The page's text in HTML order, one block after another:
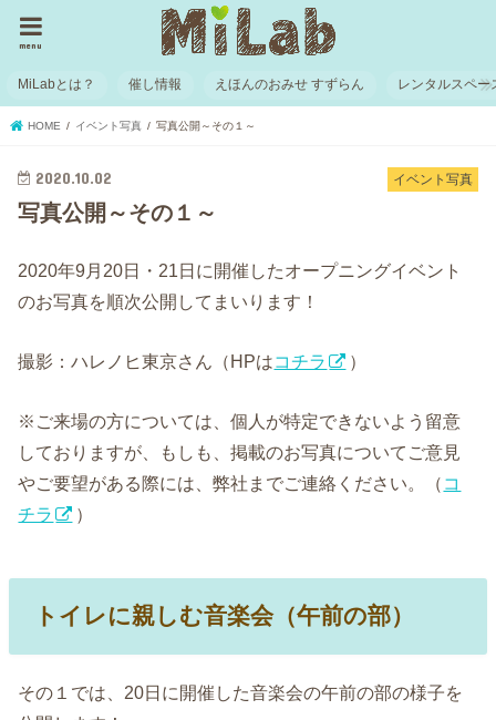
menu
MiLabとは？ 催し情報 えほんのおみせ すずらん レンタルスペー
HOME イベント写真 写真公開～その１～
イベント写真
2020.10.02
写真公開～その１～
2020年9月20日・21日に開催したオープニングイベント
のお写真を順次公開してまいります！
撮影：ハレノヒ東京さん（HPはコチラ ）
※ご来場の方については、個人が特定できないよう留意
しておりますが、もしも、掲載のお写真についてご意見
やご要望がある際には、弊社までご連絡ください。（ コ
チラ
）
トイレに親しむ音楽会（午前の部）
その１では、20日に開催した音楽会の午前の部の様子を